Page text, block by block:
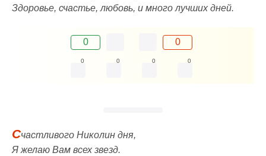
Здоровье, счастье, любовь, и много лучших дней.
0 0
0 0 0 0
Счастливого Николин дня,
Я желаю Вам всех звезд.